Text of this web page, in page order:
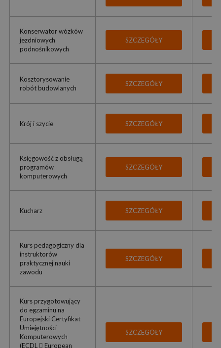
Konserwator wózków
jezdniowych
podnośnikowych
SZCZEGÓŁY
Kosztorysowanie
robót budowlanych
SZCZEGÓŁY
Krój i szycie SZCZEGÓŁY
Księgowość z obsługą
programów
komputerowych
SZCZEGÓŁY
Kucharz SZCZEGÓŁY
Kurs pedagogiczny dla
instruktorów
praktycznej nauki
zawodu
SZCZEGÓŁY
Kurs przygotowujący
do egzaminu na
Europejski Certyfikat
Umiejętności
Komputerowych
(ECDL  European
SZCZEGÓŁY